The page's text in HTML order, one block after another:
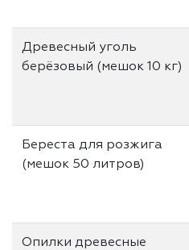
Древесный уголь
берёзовый (мешок 10 кг)
Береста для розжига
(мешок 50 литров)
Опилки древесные